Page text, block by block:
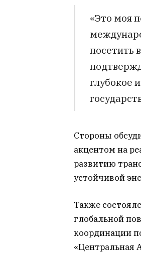
«Это моя
посетить
глубокое
Стороны
акцентом на
развитию
устойчивой
Также
глобальной
координации
«Центральная